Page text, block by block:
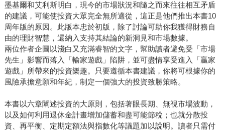
墨基爾和艾利斯明白，現今的市場狀況和隨之而來往往相互矛盾
的建議，可能使投資大眾完全無所適從，這正是他們推出本書10
周年版的原因。此版本忠於初版，除了討論可助你我獲得財務自
由的理財智慧，還納入支持其結論的新洞見和市場數據。
兩位作者企圖以淺白又充滿睿智的文字，幫助讀者避免受「市場
先生」影響而落入「輸家遊戲」陷阱，並可盡情享受進入「贏家
遊戲」所帶來的投資樂趣。只要遵循本書建議，你將可根據你的
風險承擔意願和年紀，制定一個強大的投資致勝策略。
本書以六章闡述投資的大原則，包括著眼長期、無視市場波動，
以及如何利用退休金計畫增加儲蓄和盡可能節稅；也就分散投
資、再平衡、定期定額法與指數化等議題加以說明。讀者只需付